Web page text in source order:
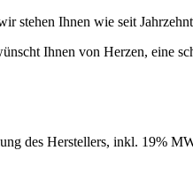
stehen Ihnen wie seit
Ihnen von Herzen, eine
des Herstellers, inkl. 19%